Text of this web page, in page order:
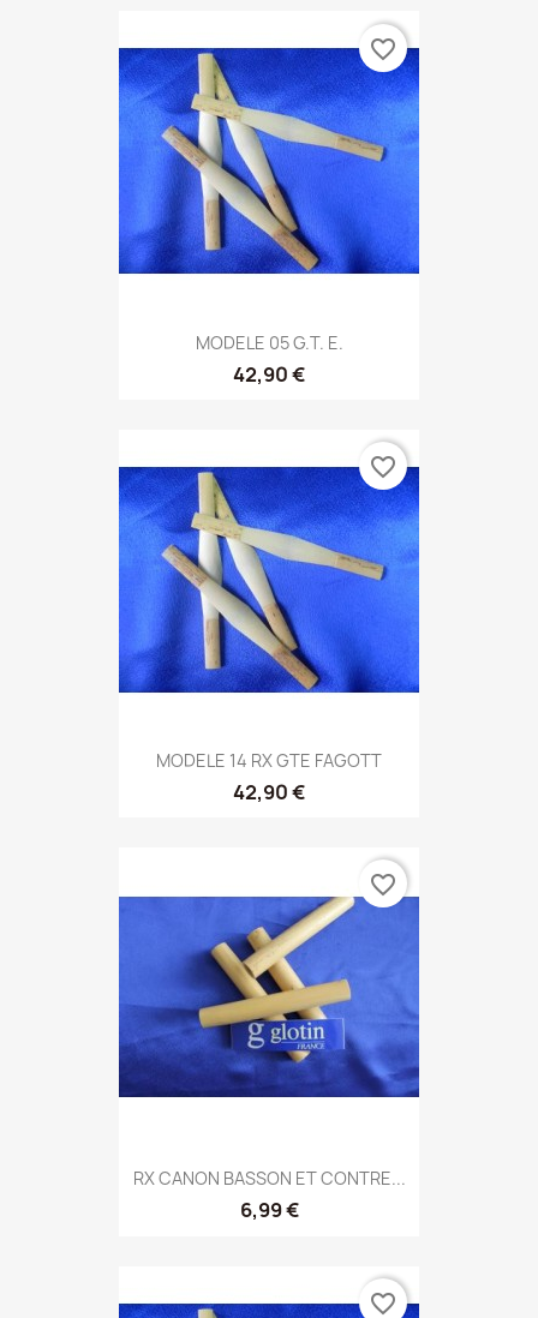
MODELE 05 G.T. E.
42,90 €
favorite_border
MODELE 14 RX GTE FAGOTT
42,90 €
favorite_border
RX CANON BASSON ET CONTRE...
6,99 €
favorite_border
favorite_border